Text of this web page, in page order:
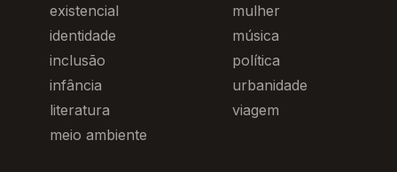
existencial
identidade
inclusão
infância
literatura
meio ambiente
mulher
música
política
urbanidade
viagem